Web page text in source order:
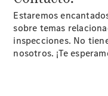
y
Estaremos
sobre temas
inspecciones. No
nosotros. ¡Te